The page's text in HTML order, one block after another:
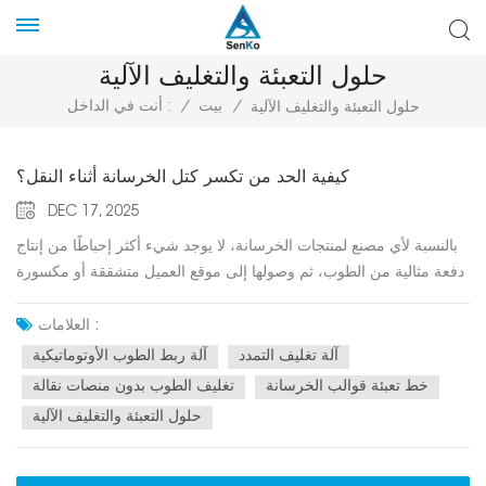
حلول التعبئة والتغليف الآلية
أنت في الداخل : / بيت / حلول التعبئة والتغليف الآلية
كيفية الحد من تكسر كتل الخرسانة أثناء النقل؟
DEC 17, 2025
بالنسبة لأي مصنع لمنتجات الخرسانة، لا يوجد شيء أكثر إحباطًا من إنتاج
دفعة مثالية من الطوب، ثم وصولها إلى موقع العميل متشققة أو مكسورة
البناء. ولا يقتصر الأمر على تكلفة المواد المفقودة فحسب، بل يشمل أيضًا
تكلفة إعادة الشحن والتخلص من النفايات، والأهم من ذلك، الضرر الذي
يلحق بسمعة علامتك التجارية.مع أنك لا تستطيع التحكم في حالة الطريق
أو عادات سائقي الشاحنات، إلا أنه بإمكانك التحكم في كيفية تجهيز منتجك
للرحلة. في هذا الدليل، نستكشف الأسباب الجذرية للتلف وكيف يمكن
أضرار النقل.قبل حل المشكلة، يجب أن نفهم الفيزياء. عادةً ما تتكسر كتل
العلامات :
آلة ربط الطوب الأوتوماتيكية
آلة تغليف التمدد
تغليف الطوب بدون منصات نقالة
خط تعبئة قوالب الخرسانة
حلول التعبئة والتغليف الآلية